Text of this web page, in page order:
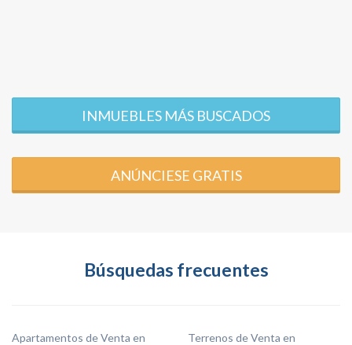
INMUEBLES MÁS BUSCADOS
ANÚNCIESE GRATIS
Búsquedas frecuentes
Apartamentos de Venta en
Terrenos de Venta en